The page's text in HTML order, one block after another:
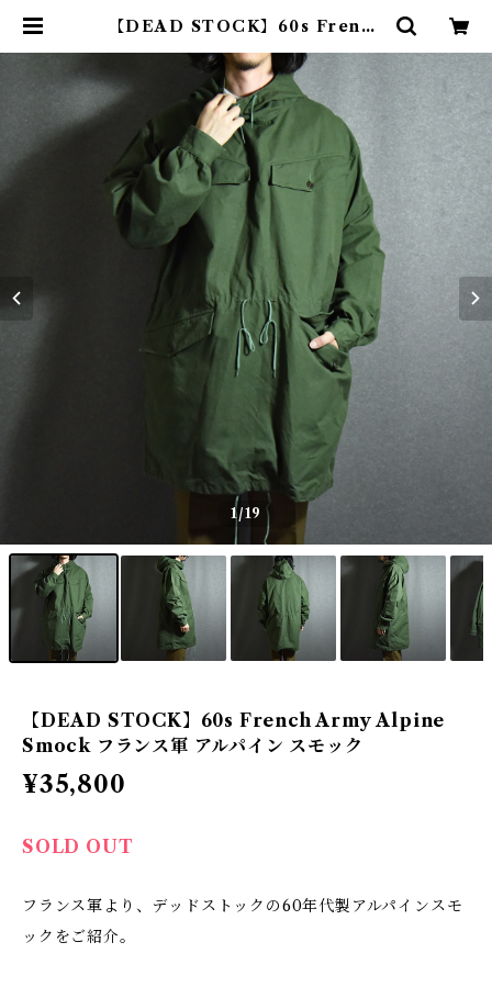
【DEAD STOCK】60s French
軍 アルパイン スモック | mark &
collars (マークアンドカラーズ)
1/19
【DEAD STOCK】60s French Army Alpine
Smock フランス軍 アルパイン スモック
¥35,800
SOLD OUT
フランス軍より、デッドストックの60年代製アルパインスモ
ックをご紹介。